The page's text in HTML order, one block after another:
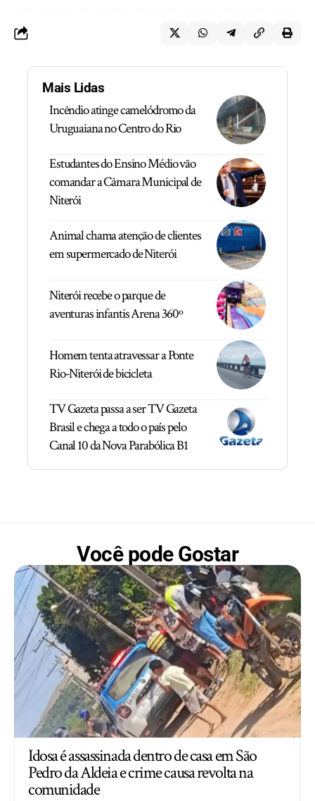
Mais Lidas
Incêndio atinge camelódromo da
Uruguaiana no Centro do Rio
Estudantes do Ensino Médio vão
comandar a Câmara Municipal de
Niterói
Animal chama atenção de clientes
em supermercado de Niterói
Niterói recebe o parque de
aventuras infantis Arena 360º
Homem tenta atravessar a Ponte
Rio-Niterói de bicicleta
TV Gazeta passa a ser TV Gazeta
Brasil e chega a todo o país pelo
Canal 10 da Nova Parabólica B1
Você pode Gostar
Idosa é assassinada dentro de casa em São
Pedro da Aldeia e crime causa revolta na
comunidade